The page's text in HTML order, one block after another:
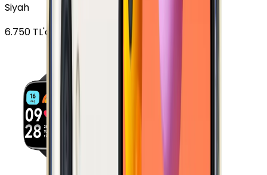
Siyah
6.750 TL'den başlayan fiyatlar